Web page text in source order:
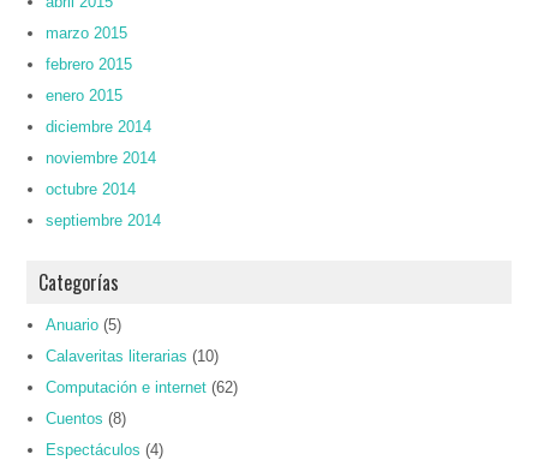
marzo 2015
febrero 2015
enero 2015
diciembre 2014
noviembre 2014
octubre 2014
septiembre 2014
Categorías
Anuario (5)
Calaveritas literarias (10)
Computación e internet (62)
Cuentos (8)
Espectáculos (4)